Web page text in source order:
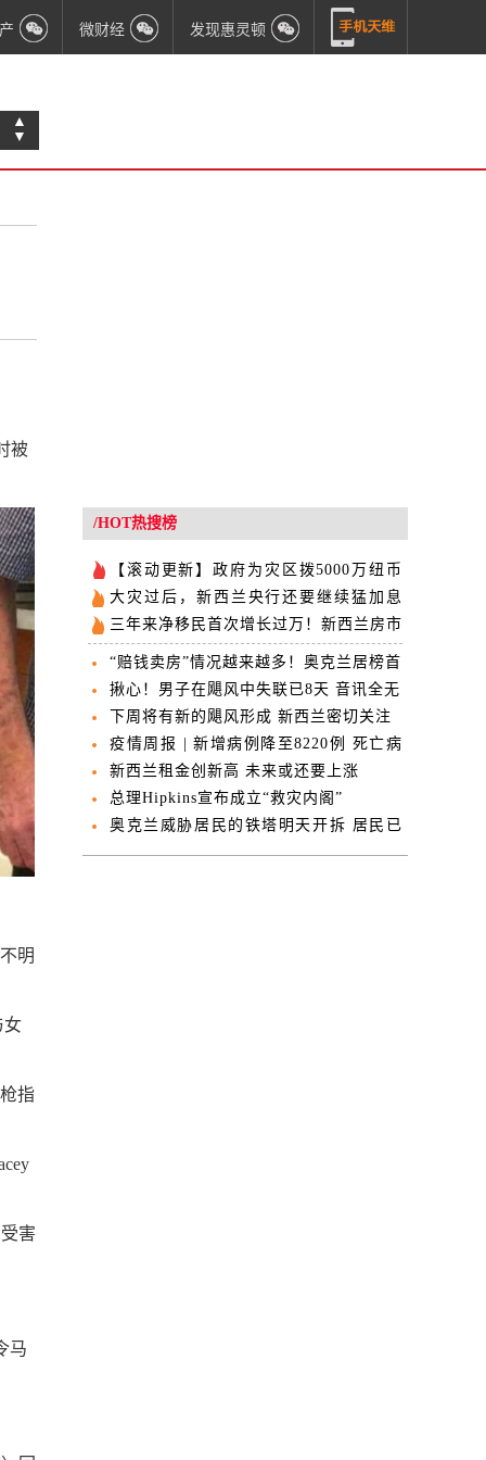
微财经 发现惠灵顿
▲
▼
被
明
女
指
害
马
/HOT热搜榜
【滚动更新】政府为灾区拨5000万纽币
临时救济金
大灾过后，新西兰央行还要继续猛加息
吗？
三年来净移民首次增长过万！新西兰房市
又要起飞？
“赔钱卖房”情况越来越多！奥克兰居榜首
揪心！男子在飓风中失联已8天 音讯全无
下周将有新的飓风形成 新西兰密切关注
疫情周报 | 新增病例降至8220例 死亡病
例24人
新西兰租金创新高 未来或还要上涨
总理Hipkins宣布成立“救灾内阁”
奥克兰威胁居民的铁塔明天开拆 居民已
疏散一周